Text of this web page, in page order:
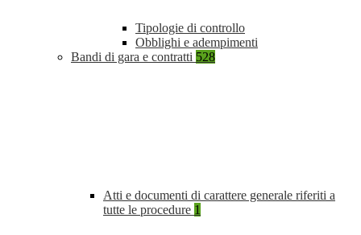
Tipologie di controllo
Obblighi e adempimenti
Bandi di gara e contratti 528
Atti e documenti di carattere generale riferiti a
tutte le procedure 1